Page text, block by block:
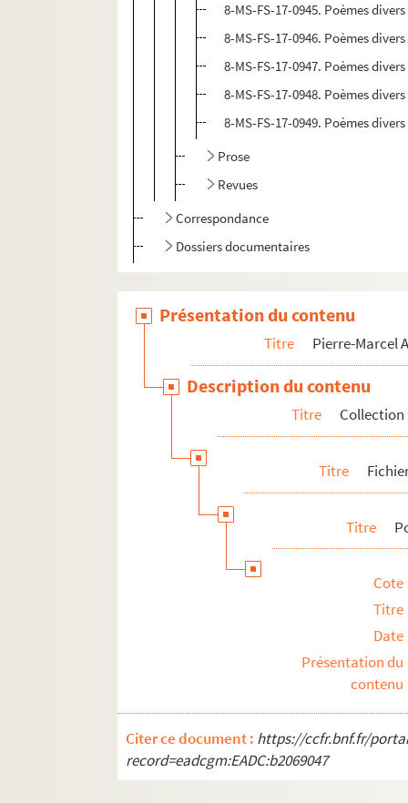
8-MS-FS-17-0945. Poèmes
8-MS-FS-17-0946. Poèmes
8-MS-FS-17-0947. Poèmes
8-MS-FS-17-0948. Poèmes
8-MS-FS-17-0949. Poèmes
Prose
Revues
Correspondance
Dossiers documentaires
Présentation du contenu
Titre Pierre-Marcel
Description du contenu
Titre Collection
Titre
Titre
Cote
Titre
Date
Présentation du
contenu
Citer ce document : https://ccfr.bnf.fr/
record=eadcgm:EADC:b2069047